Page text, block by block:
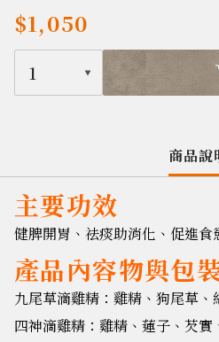
$1,050
1
商品說
主要功效
健脾開胃、祛痰助消化、促進食
產品內容物與包
九尾草滴雞精：雞精、狗尾草、
四神滴雞精：雞精、蓮子、芡實